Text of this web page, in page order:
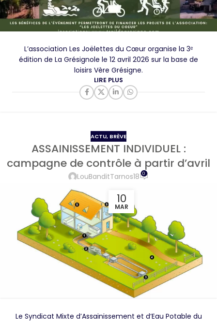
L’association Les Joëlettes du Cœur organise la 3ᵉ
édition de La Grésignole le 12 avril 2026 sur la base de
loisirs Vère Grésigne.
LIRE PLUS
ACTU, BRÈVE
ASSAINISSEMENT INDIVIDUEL :
campagne de contrôle à partir d’avril
LouBanditTarnos18 0
10
MAR
Le Syndicat Mixte d’Assainissement et d’Eau Potable du